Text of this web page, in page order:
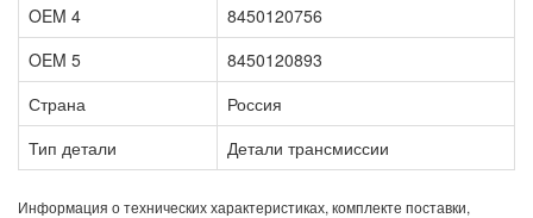
OEM 4
8450120756
OEM 5
8450120893
Страна
Россия
Тип детали
Детали трансмиссии
Информация о технических характеристиках, комплекте поставки,